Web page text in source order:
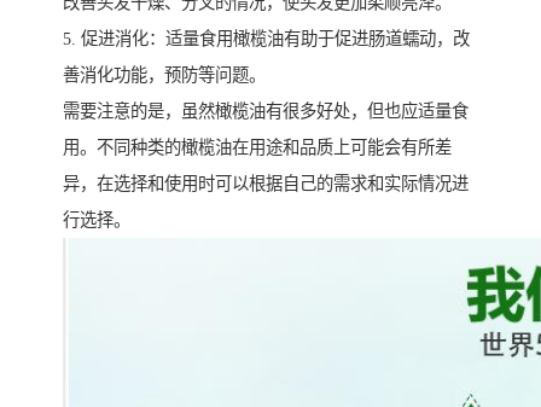
5. 促进消化：适量食用橄榄油有助于促进肠道蠕动，改
善消化功能，预防等问题。
需要注意的是，虽然橄榄油有很多好处，但也应适量食
用。不同种类的橄榄油在用途和品质上可能会有所差
异，在选择和使用时可以根据自己的需求和实际情况进
行选择。